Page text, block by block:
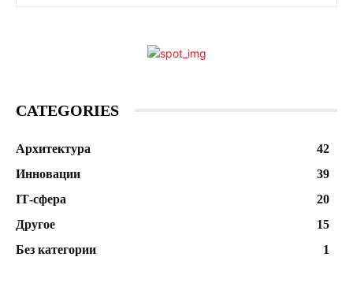
CATEGORIES
Архитектура
42
Инновации
39
ІТ-сфера
20
Другое
15
Без категории
1